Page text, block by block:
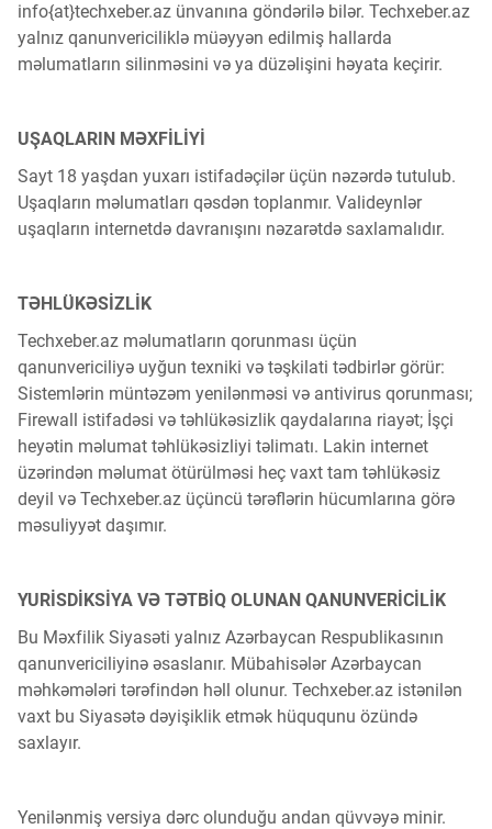
info{at}techxeber.az ünvanına göndərilə bilər. Techxeber.az
yalnız qanunvericiliklə müəyyən edilmiş hallarda
məlumatların silinməsini və ya düzəlişini həyata keçirir.
UŞAQLARIN MƏXFİLİYİ
Sayt 18 yaşdan yuxarı istifadəçilər üçün nəzərdə tutulub.
Uşaqların məlumatları qəsdən toplanmır. Valideynlər
uşaqların internetdə davranışını nəzarətdə saxlamalıdır.
TƏHLÜKƏSİZLİK
Techxeber.az məlumatların qorunması üçün
qanunvericiliyə uyğun texniki və təşkilati tədbirlər görür:
Sistemlərin müntəzəm yenilənməsi və antivirus qorunması;
Firewall istifadəsi və təhlükəsizlik qaydalarına riayət; İşçi
heyətin məlumat təhlükəsizliyi təlimatı. Lakin internet
üzərindən məlumat ötürülməsi heç vaxt tam təhlükəsiz
deyil və Techxeber.az üçüncü tərəflərin hücumlarına görə
məsuliyyət daşımır.
YURİSDİKSİYA VƏ TƏTBİQ OLUNAN QANUNVERİCİLİK
Bu Məxfilik Siyasəti yalnız Azərbaycan Respublikasının
qanunvericiliyinə əsaslanır. Mübahisələr Azərbaycan
məhkəmələri tərəfindən həll olunur. Techxeber.az istənilən
vaxt bu Siyasətə dəyişiklik etmək hüququnu özündə
saxlayır.
Yenilənmiş versiya dərc olunduğu andan qüvvəyə minir.